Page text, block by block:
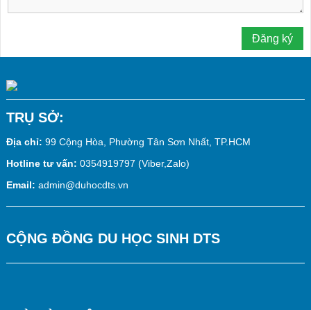
TRỤ SỞ:
Địa chỉ: 99 Cộng Hòa, Phường Tân Sơn Nhất, TP.HCM
Hotline tư vấn: 0354919797 (Viber,Zalo)
Email: admin@duhocdts.vn
CỘNG ĐỒNG DU HỌC SINH DTS